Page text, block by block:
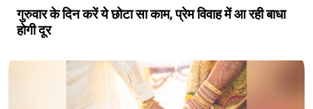
गुरुवार के दिन करें ये छोटा सा काम, प्रेम विवाह में आ रही बाधा
होगी दूर